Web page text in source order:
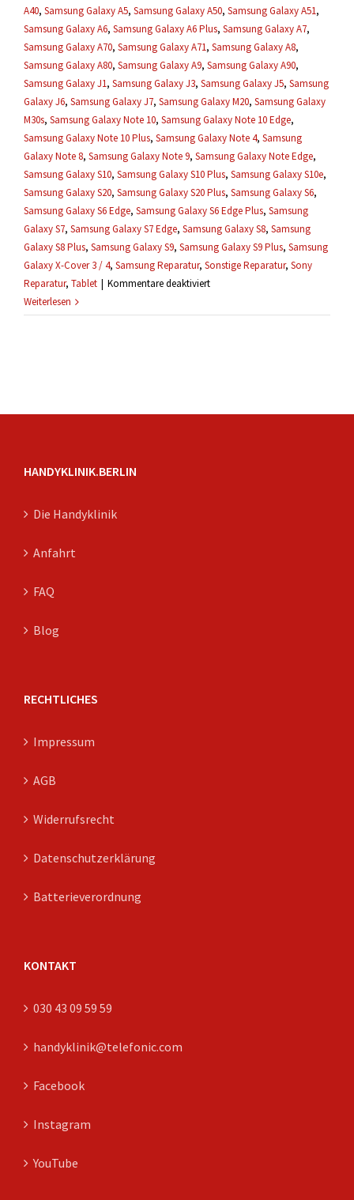
A40, Samsung Galaxy A5, Samsung Galaxy A50, Samsung Galaxy A51,
Samsung Galaxy A6, Samsung Galaxy A6 Plus, Samsung Galaxy A7,
Samsung Galaxy A70, Samsung Galaxy A71, Samsung Galaxy A8,
Samsung Galaxy A80, Samsung Galaxy A9, Samsung Galaxy A90,
Samsung Galaxy J1, Samsung Galaxy J3, Samsung Galaxy J5, Samsung
Galaxy J6, Samsung Galaxy J7, Samsung Galaxy M20, Samsung Galaxy
M30s, Samsung Galaxy Note 10, Samsung Galaxy Note 10 Edge,
Samsung Galaxy Note 10 Plus, Samsung Galaxy Note 4, Samsung
Galaxy Note 8, Samsung Galaxy Note 9, Samsung Galaxy Note Edge,
Samsung Galaxy S10, Samsung Galaxy S10 Plus, Samsung Galaxy S10e,
Samsung Galaxy S20, Samsung Galaxy S20 Plus, Samsung Galaxy S6,
Samsung Galaxy S6 Edge, Samsung Galaxy S6 Edge Plus, Samsung
Galaxy S7, Samsung Galaxy S7 Edge, Samsung Galaxy S8, Samsung
Galaxy S8 Plus, Samsung Galaxy S9, Samsung Galaxy S9 Plus, Samsung
Galaxy X-Cover 3 / 4, Samsung Reparatur, Sonstige Reparatur, Sony
Reparatur, Tablet | Kommentare deaktiviertfür
lang
Weiterlesen
HANDYKLINIK.BERLIN
Die Handyklinik
Anfahrt
FAQ
Blog
RECHTLICHES
Impressum
AGB
Widerrufsrecht
Datenschutzerklärung
Batterieverordnung
KONTAKT
030 43 09 59 59
handyklinik@telefonic.com
Facebook
Instagram
YouTube